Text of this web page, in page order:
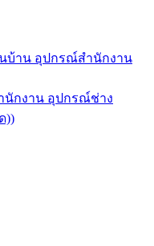
บ้าน อุปกรณ์สำนักงาน
นักงาน อุปกรณ์ช่าง
))